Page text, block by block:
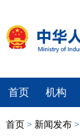
首页 机构
首页 > 新闻发布 >